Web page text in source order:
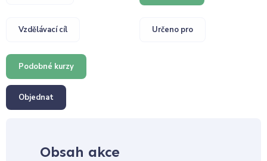
Vzdělávací cíl Určeno pro
Podobné kurzy
Objednat
Obsah akce